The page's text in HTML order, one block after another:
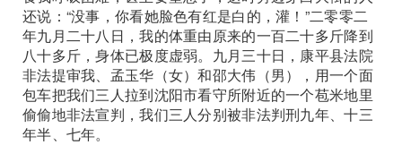
还说：“没事，你看她脸色有红是白的，灌！”二零零二
年九月二十八日，我的体重由原来的一百二十多斤降到
八十多斤，身体已极度虚弱。九月三十日，康平县法院
非法提审我、孟玉华（女）和邵大伟（男），用一个面
包车把我们三人拉到沈阳市看守所附近的一个苞米地里
偷偷地非法宣判，我们三人分别被非法判刑九年、十三
年半、七年。